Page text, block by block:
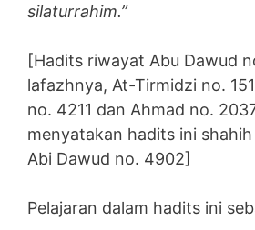
silaturrahim.”
[Hadits riwayat Abu Dawud
lafazhnya, At-Tirmidzi no.
no. 4211 dan Ahmad no.
menyatakan hadits ini
Abi Dawud no. 4902]
Pelajaran dalam hadits ini